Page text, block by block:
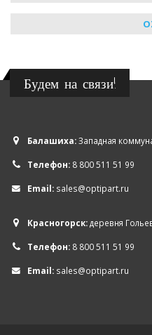
Будем на связи!
Балашиха:Западная
Телефон: 8 800 511 51 99
Email: sales@optipart.ru
Красногорск:деревня
Телефон: 8 800 511 51 99
Email: sales@optipart.ru